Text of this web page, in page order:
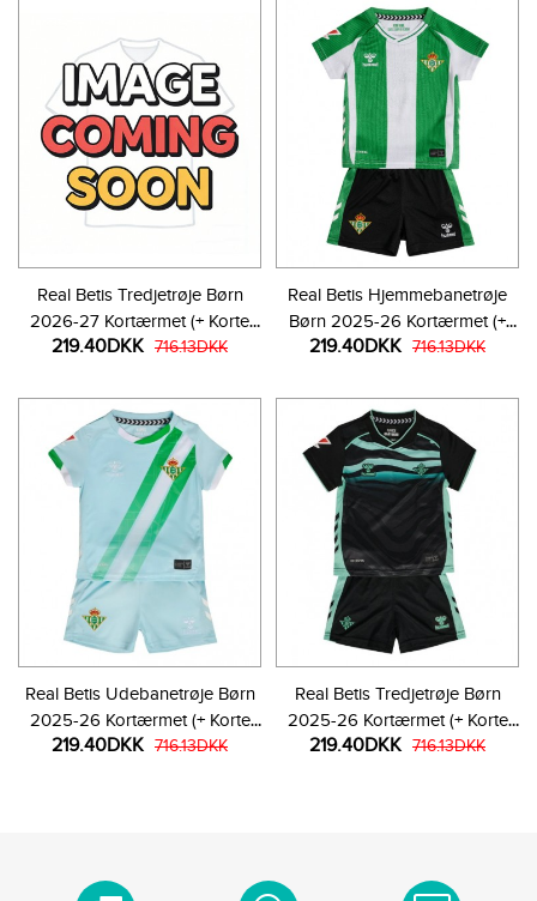
Real Betis Tredjetrøje Børn
2026-27 Kortærmet (+ Korte
bukser)
219.40DKK 716.13DKK
Real Betis Hjemmebanetrøje
Børn 2025-26 Kortærmet (+
Korte bukser)
219.40DKK 716.13DKK
Real Betis Udebanetrøje Børn
2025-26 Kortærmet (+ Korte
bukser)
219.40DKK 716.13DKK
Real Betis Tredjetrøje Børn
2025-26 Kortærmet (+ Korte
bukser)
219.40DKK 716.13DKK